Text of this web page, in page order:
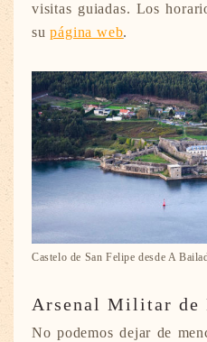
visitas guiadas. Los
supágina web.
Castelo de San Felipe desde A
Arsenal Militar de
No podemos dejar de